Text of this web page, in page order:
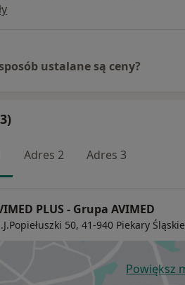
ustalane są ceny?
Adres 2 Adres 3
PLUS - Grupa AVIMED
50, 41-940 Piekary Śląskie
Powiększ